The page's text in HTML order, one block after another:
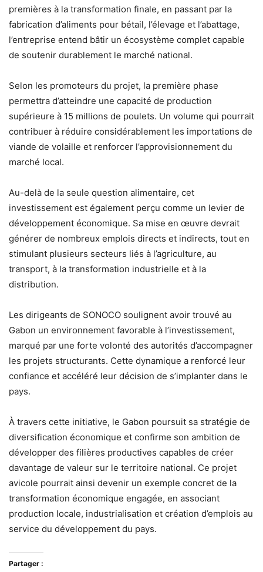
premières à la transformation finale, en passant par la
fabrication d’aliments pour bétail, l’élevage et l’abattage,
l’entreprise entend bâtir un écosystème complet capable
de soutenir durablement le marché national.
Selon les promoteurs du projet, la première phase
permettra d’atteindre une capacité de production
supérieure à 15 millions de poulets. Un volume qui pourrait
contribuer à réduire considérablement les importations de
viande de volaille et renforcer l’approvisionnement du
marché local.
Au-delà de la seule question alimentaire, cet
investissement est également perçu comme un levier de
développement économique. Sa mise en œuvre devrait
générer de nombreux emplois directs et indirects, tout en
stimulant plusieurs secteurs liés à l’agriculture, au
transport, à la transformation industrielle et à la
distribution.
Les dirigeants de SONOCO soulignent avoir trouvé au
Gabon un environnement favorable à l’investissement,
marqué par une forte volonté des autorités d’accompagner
les projets structurants. Cette dynamique a renforcé leur
confiance et accéléré leur décision de s’implanter dans le
pays.
À travers cette initiative, le Gabon poursuit sa stratégie de
diversification économique et confirme son ambition de
développer des filières productives capables de créer
davantage de valeur sur le territoire national. Ce projet
avicole pourrait ainsi devenir un exemple concret de la
transformation économique engagée, en associant
production locale, industrialisation et création d’emplois au
service du développement du pays.
Partager :